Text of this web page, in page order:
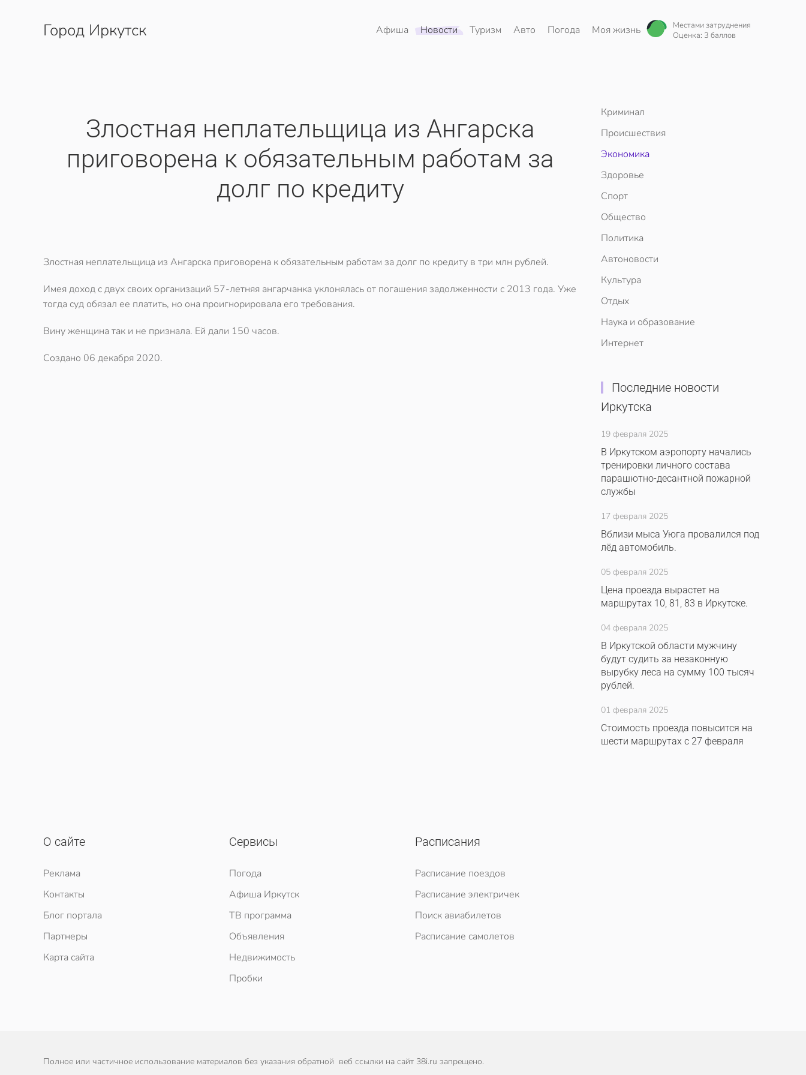
Перейти к содержимому
Город Иркутск Афиша Новости Туризм Авто Погода Моя жизнь
Местами затруднения
Оценка: 3 баллов
​Злостная неплательщица из Ангарска
приговорена к обязательным работам за
долг по кредиту
Злостная неплательщица из Ангарска приговорена к обязательным работам за долг по кредиту в три млн рублей.
Имея доход с двух своих организаций 57-летняя ангарчанка уклонялась от погашения задолженности с 2013 года. Уже
тогда суд обязал ее платить, но она проигнорировала его требования.
Вину женщина так и не признала. Ей дали 150 часов.
Создано 06 декабря 2020.
Криминал
Происшествия
Экономика
Здоровье
Спорт
Общество
Политика
Автоновости
Культура
Отдых
Наука и образование
Интернет
Последние новости
Иркутска
19 февраля 2025
В Иркутском аэропорту начались
тренировки личного состава
парашютно-десантной пожарной
службы
17 февраля 2025
Вблизи мыса Уюга провалился под
лёд автомобиль.
05 февраля 2025
Цена проезда вырастет на
маршрутах 10, 81, 83 в Иркутске.
04 февраля 2025
В Иркутской области мужчину
будут судить за незаконную
вырубку леса на сумму 100 тысяч
рублей.
01 февраля 2025
Стоимость проезда повысится на
шести маршрутах с 27 февраля
О сайте
Реклама
Контакты
Блог портала
Партнеры
Карта сайта
Сервисы
Погода
Афиша Иркутск
ТВ программа
Объявления
Недвижимость
Пробки
Расписания
Расписание поездов
Расписание электричек
Поиск авиабилетов
Расписание самолетов
Полное или частичное использование материалов без указания обратной веб ссылки на сайт 38i.ru запрещено.